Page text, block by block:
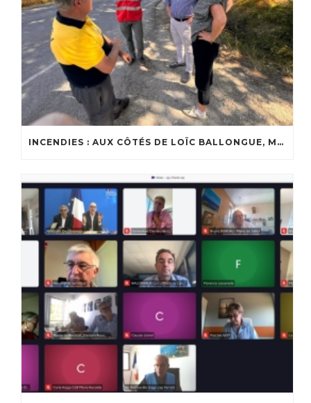
INCENDIES : AUX CÔTÉS DE LOÏC BALLONGUE, MAIRE DE LANTON